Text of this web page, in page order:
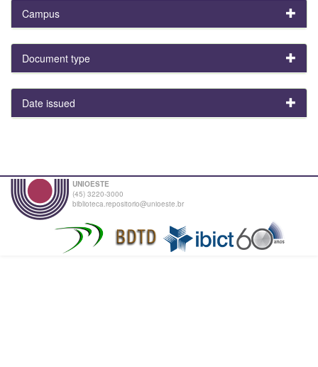
Campus
Document type
Date issued
UNIOESTE
(45) 3220-3000
biblioteca.repositorio@unioeste.br